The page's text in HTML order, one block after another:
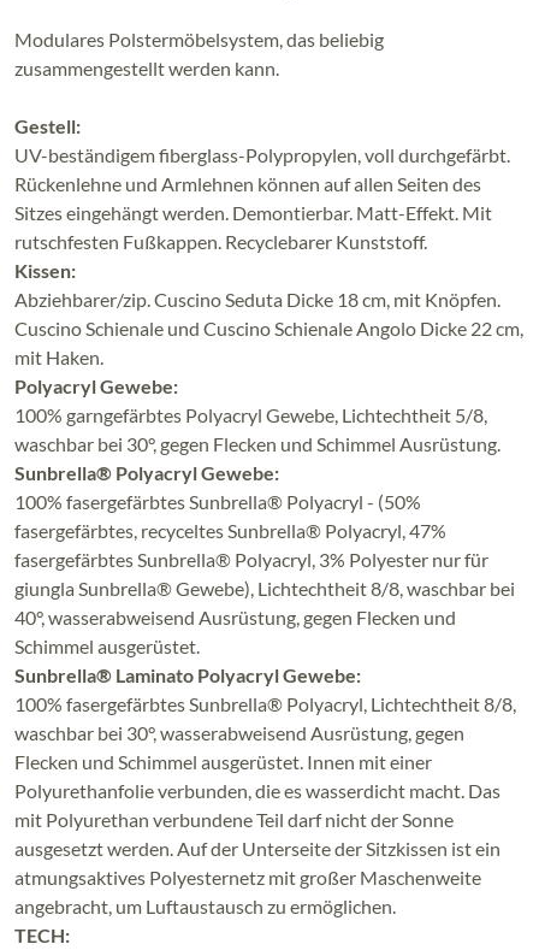
Modulares Polstermöbelsystem, das beliebig
zusammengestellt werden kann.
Gestell:
UV-beständigem fiberglass-Polypropylen, voll durchgefärbt.
Rückenlehne und Armlehnen können auf allen Seiten des
Sitzes eingehängt werden. Demontierbar. Matt-Effekt. Mit
rutschfesten Fußkappen. Recyclebarer Kunststoff.
Kissen:
Abziehbarer/zip. Cuscino Seduta Dicke 18 cm, mit Knöpfen.
Cuscino Schienale und Cuscino Schienale Angolo Dicke 22 cm,
mit Haken.
Polyacryl Gewebe:
100% garngefärbtes Polyacryl Gewebe, Lichtechtheit 5/8,
waschbar bei 30°, gegen Flecken und Schimmel Ausrüstung.
Sunbrella® Polyacryl Gewebe:
100% fasergefärbtes Sunbrella® Polyacryl - (50%
fasergefärbtes, recyceltes Sunbrella® Polyacryl, 47%
fasergefärbtes Sunbrella® Polyacryl, 3% Polyester nur für
giungla Sunbrella® Gewebe), Lichtechtheit 8/8, waschbar bei
40°, wasserabweisend Ausrüstung, gegen Flecken und
Schimmel ausgerüstet.
Sunbrella® Laminato Polyacryl Gewebe:
100% fasergefärbtes Sunbrella® Polyacryl, Lichtechtheit 8/8,
waschbar bei 30°, wasserabweisend Ausrüstung, gegen
Flecken und Schimmel ausgerüstet. Innen mit einer
Polyurethanfolie verbunden, die es wasserdicht macht. Das
mit Polyurethan verbundene Teil darf nicht der Sonne
ausgesetzt werden. Auf der Unterseite der Sitzkissen ist ein
atmungsaktives Polyesternetz mit großer Maschenweite
angebracht, um Luftaustausch zu ermöglichen.
TECH: